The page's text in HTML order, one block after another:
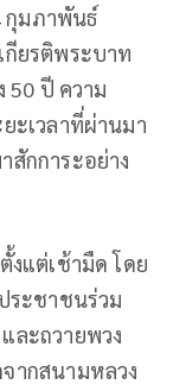
กุมภาพันธ์
กียรติพระบาท
50 ปี ความ
ะเวลาที่ผ่านมา
กการะอย่าง
งแต่เช้ามืด โดย
ระชาชนร่วม
ละถวายพวง
ากสนามหลวง